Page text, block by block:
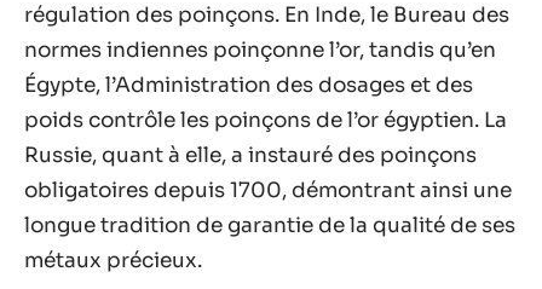
régulation des poinçons. En Inde, le Bureau des
normes indiennes poinçonne l’or, tandis qu’en
Égypte, l’Administration des dosages et des
poids contrôle les poinçons de l’or égyptien. La
Russie, quant à elle, a instauré des poinçons
obligatoires depuis 1700, démontrant ainsi une
longue tradition de garantie de la qualité de ses
métaux précieux.